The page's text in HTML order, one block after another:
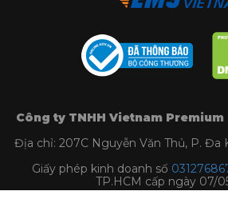
Công ty TNHH Vietnam
Địa chỉ: 207C Nguyễn Văn Thủ, P. Đa
Giấy phép kinh doanh số
TP.HCM cấp ngày 07/